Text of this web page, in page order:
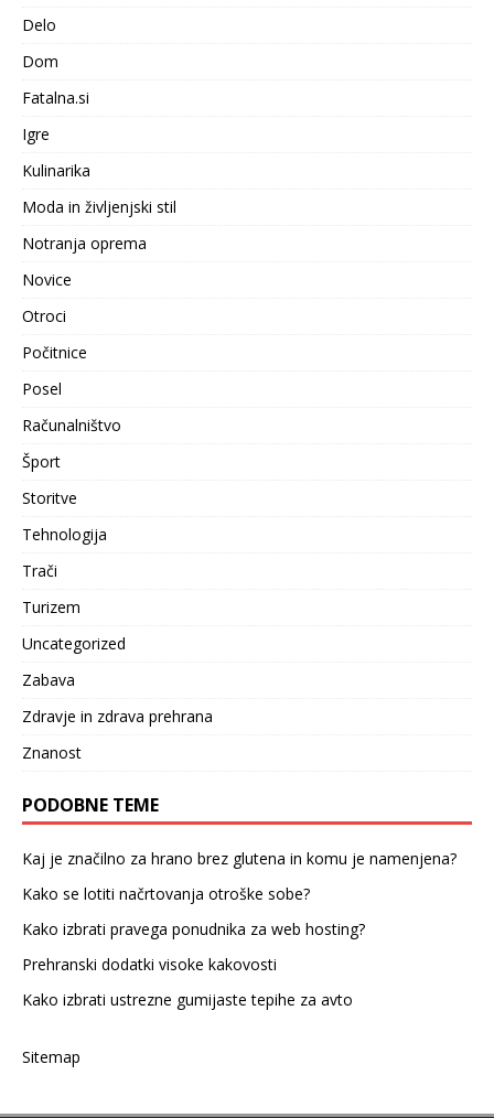
Delo
Dom
Fatalna.si
Igre
Kulinarika
Moda in življenjski stil
Notranja oprema
Novice
Otroci
Počitnice
Posel
Računalništvo
Šport
Storitve
Tehnologija
Trači
Turizem
Uncategorized
Zabava
Zdravje in zdrava prehrana
Znanost
PODOBNE TEME
Kaj je značilno za hrano brez glutena in komu je namenjena?
Kako se lotiti načrtovanja otroške sobe?
Kako izbrati pravega ponudnika za web hosting?
Prehranski dodatki visoke kakovosti
Kako izbrati ustrezne gumijaste tepihe za avto
Sitemap